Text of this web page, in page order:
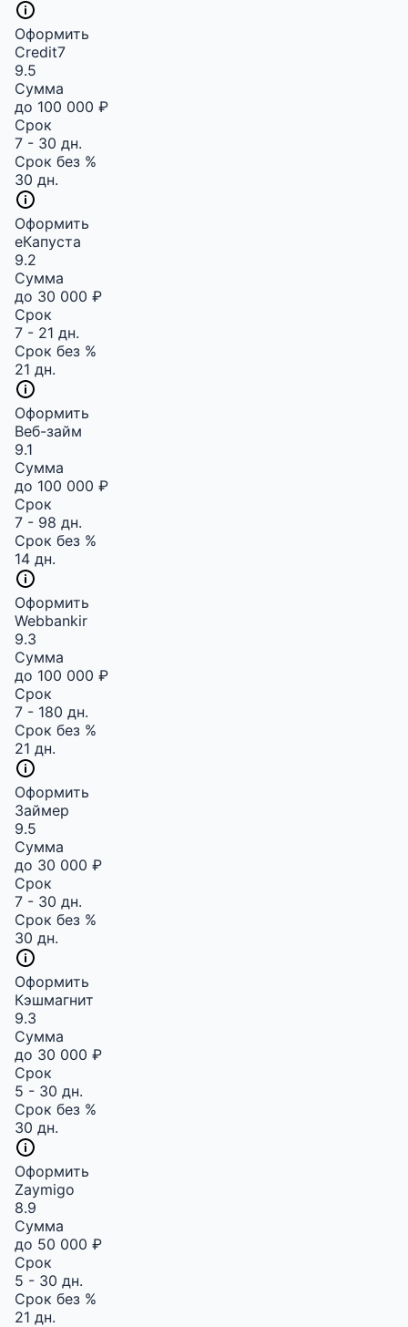
Оформить
Credit7
9.5
Сумма
до 100 000 ₽
Срок
7 - 30 дн.
Срок без %
30 дн.
Оформить
еКапуста
9.2
Сумма
до 30 000 ₽
Срок
7 - 21 дн.
Срок без %
21 дн.
Оформить
Веб-займ
9.1
Сумма
до 100 000 ₽
Срок
7 - 98 дн.
Срок без %
14 дн.
Оформить
Webbankir
9.3
Сумма
до 100 000 ₽
Срок
7 - 180 дн.
Срок без %
21 дн.
Оформить
Займер
9.5
Сумма
до 30 000 ₽
Срок
7 - 30 дн.
Срок без %
30 дн.
Оформить
Кэшмагнит
9.3
Сумма
до 30 000 ₽
Срок
5 - 30 дн.
Срок без %
30 дн.
Оформить
Zaymigo
8.9
Сумма
до 50 000 ₽
Срок
5 - 30 дн.
Срок без %
21 дн.